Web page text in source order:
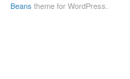
Beans theme for WordPress.